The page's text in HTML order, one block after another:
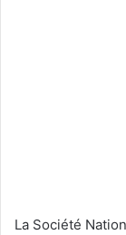
La Société